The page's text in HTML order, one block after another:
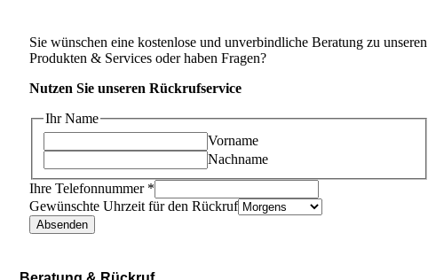
Sie wünschen eine kostenlose und unverbindliche Beratung zu unseren
Produkten & Services oder haben Fragen?
Nutzen Sie unseren Rückrufservice
Ihr Name
Vorname
Nachname
Ihre Telefonnummer *
Gewünschte Uhrzeit für den Rückruf
Absenden